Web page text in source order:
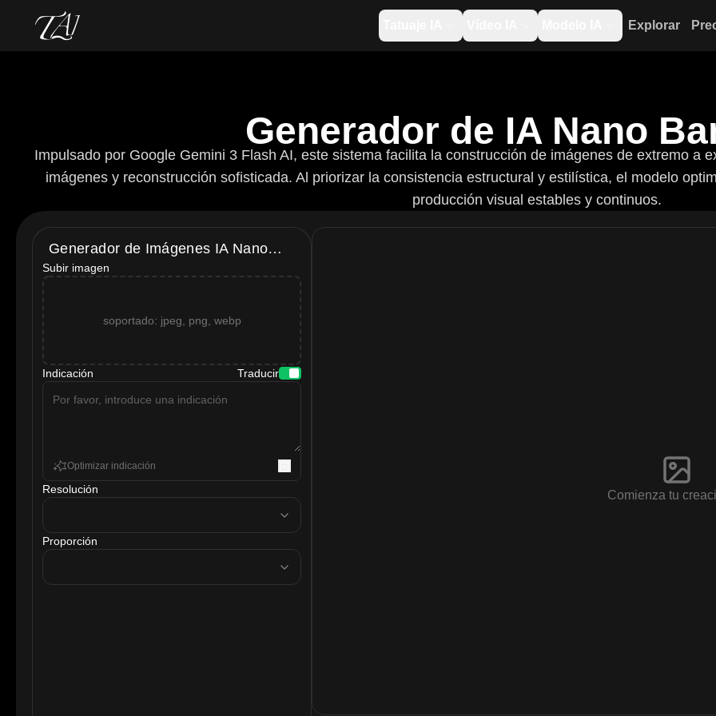
Explorar
Generador de IA Nano
Impulsado por Google Gemini 3 Flash AI, este sistema facilita la construcción de imágenes de extremo a
imágenes y reconstrucción sofisticada. Al priorizar la consistencia estructural y estilística, el modelo
producción visual estables y continuos.
Generador de Imágenes IA Nano
Banana 2
Subir imagen
soportado: jpeg, png, webp
Indicación Traducir
Optimizar indicación
Resolución
resolution
Proporción
ratio
Comienza tu